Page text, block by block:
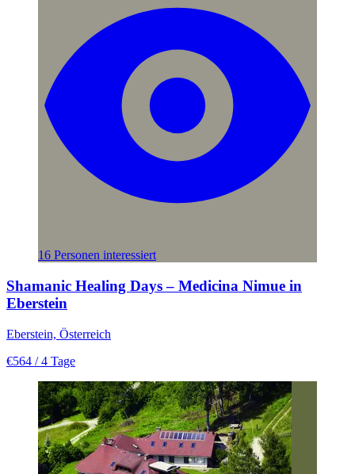
16 Personen interessiert
Shamanic Healing Days – Medicina Nimue in
Eberstein
Eberstein, Österreich
€564 / 4 Tage